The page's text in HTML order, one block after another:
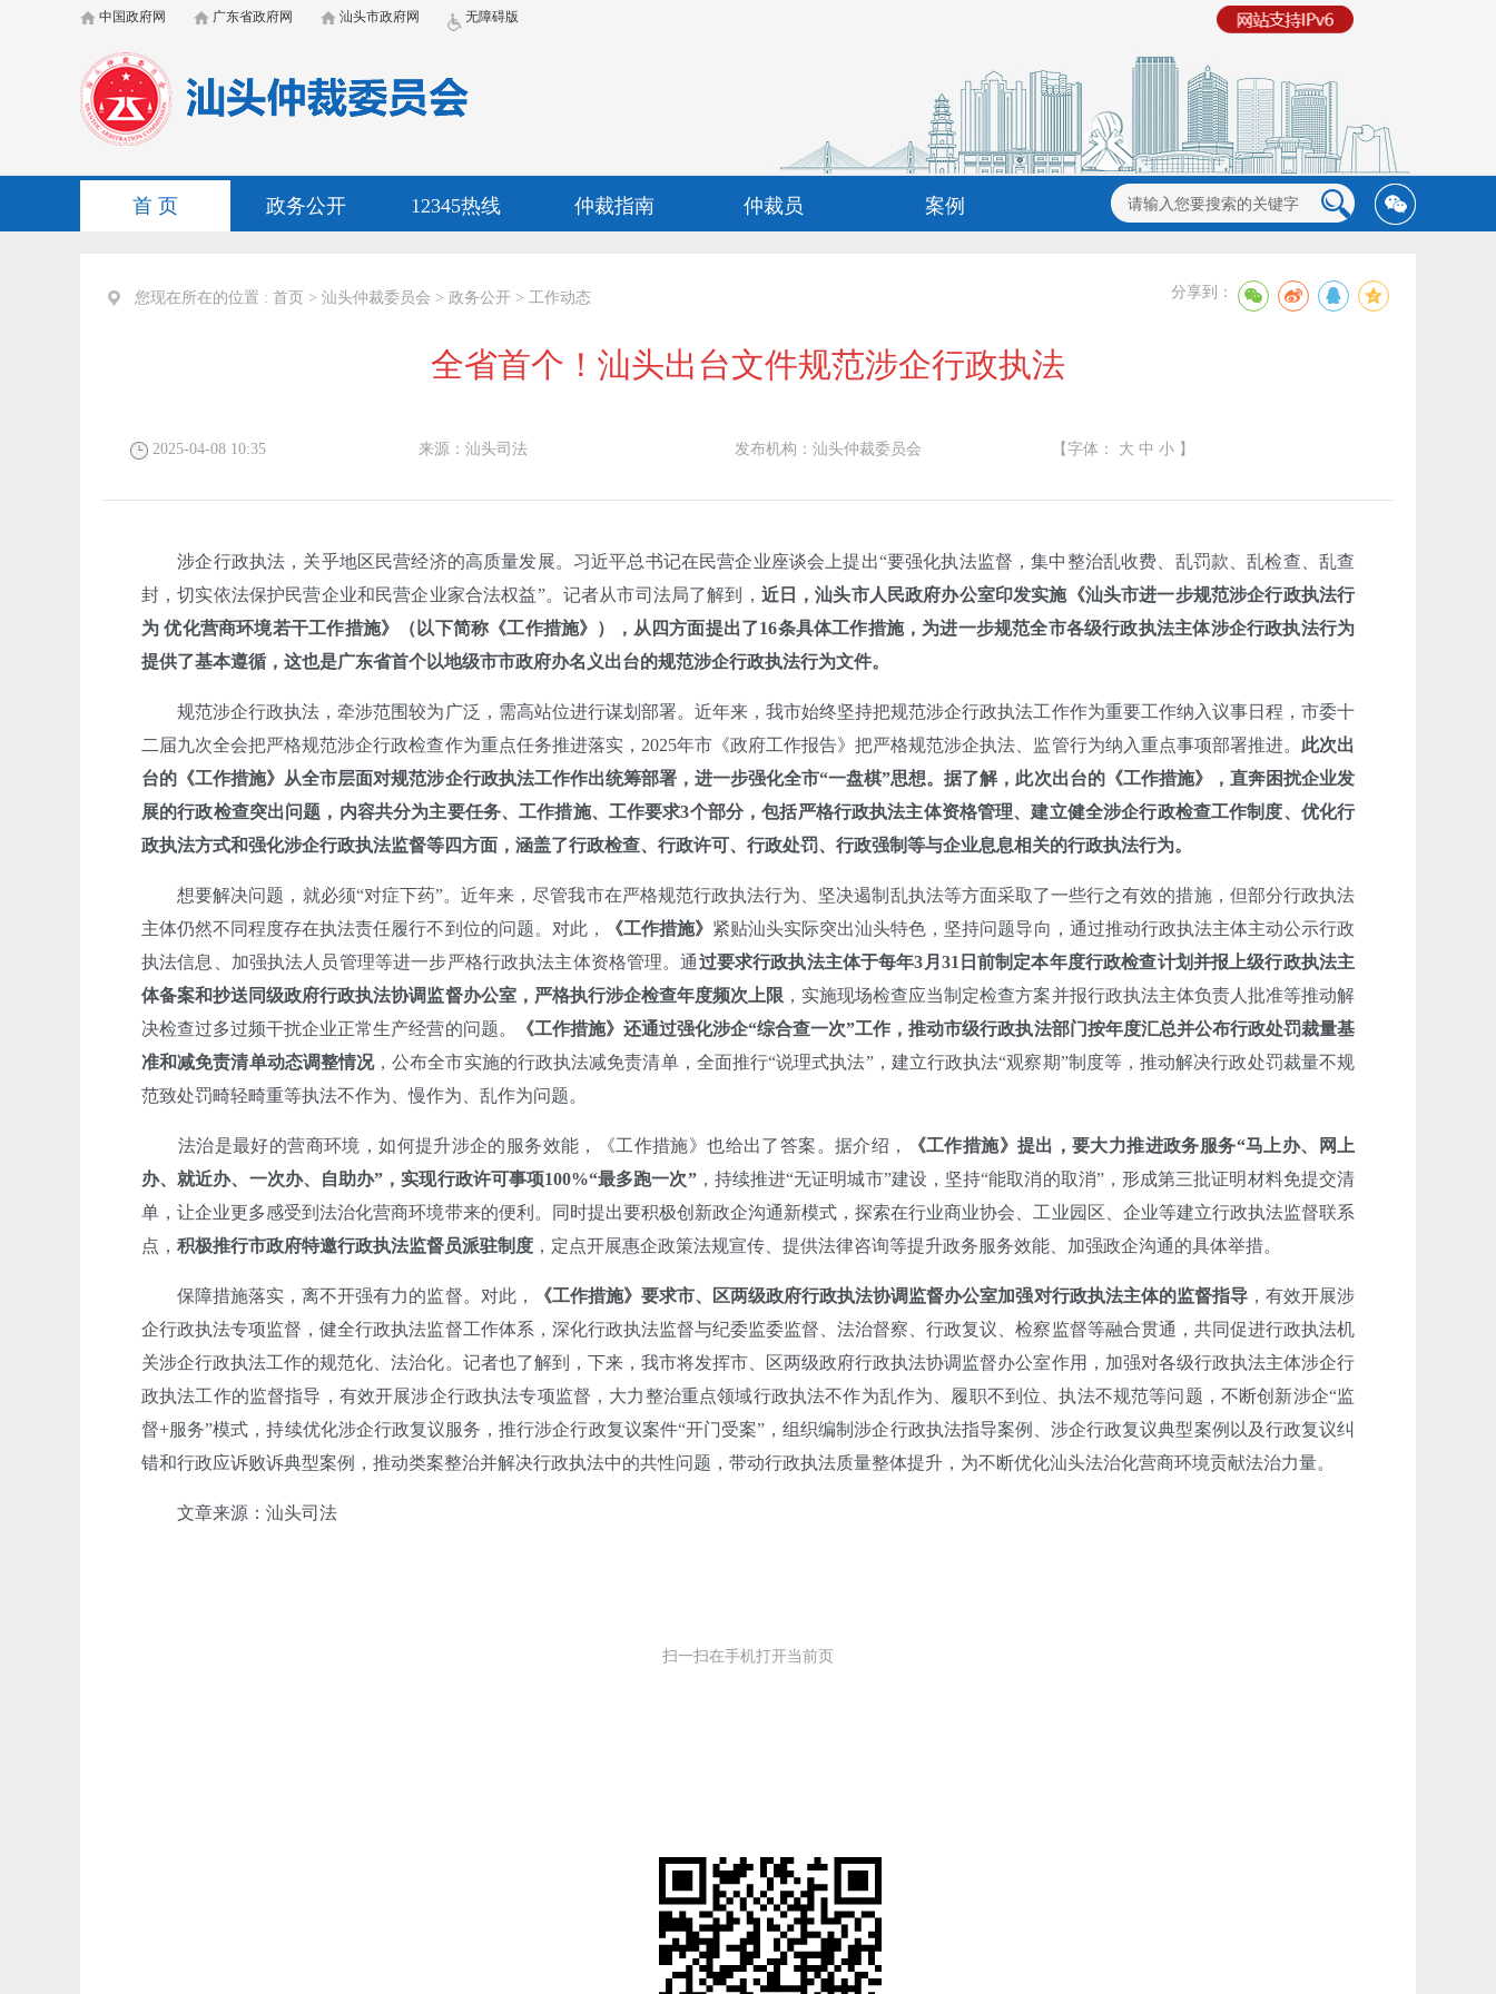
中国政府网 广东省政府网 汕头市政府网 无障碍版
首 页 政务公开 12345热线 仲裁指南 仲裁员 案例
您现在所在的位置 : 首页 > 汕头仲裁委员会 > 政务公开 > 工作动态 分享到：
全省首个！汕头出台文件规范涉企行政执法
2025-04-08 10:35 来源：汕头司法 发布机构：汕头仲裁委员会 【字体： 大 中 小 】
涉企行政执法，关乎地区民营经济的高质量发展。习近平总书记在民营企业座谈会上提出“要强化执法监督，集中整治乱收费、乱罚款、乱检查、乱查
封，切实依法保护民营企业和民营企业家合法权益”。记者从市司法局了解到， 近日，汕头市人民政府办公室印发实施《汕头市进一步规范涉企行政执法行
为 优化营商环境若干工作措施》（以下简称《工作措施》），从四方面提出了16条具体工作措施，为进一步规范全市各级行政执法主体涉企行政执法行为
提供了基本遵循，这也是广东省首个以地级市市政府办名义出台的规范涉企行政执法行为文件。
规范涉企行政执法，牵涉范围较为广泛，需高站位进行谋划部署。近年来，我市始终坚持把规范涉企行政执法工作作为重要工作纳入议事日程，市委十
二届九次全会把严格规范涉企行政检查作为重点任务推进落实，2025年市《政府工作报告》把严格规范涉企执法、监管行为纳入重点事项部署推进。 此次出
台的《工作措施》从全市层面对规范涉企行政执法工作作出统筹部署，进一步强化全市“一盘棋”思想。据了解，此次出台的《工作措施》，直奔困扰企业发
展的行政检查突出问题，内容共分为主要任务、工作措施、工作要求3个部分，包括严格行政执法主体资格管理、建立健全涉企行政检查工作制度、优化行
政执法方式和强化涉企行政执法监督等四方面，涵盖了行政检查、行政许可、行政处罚、行政强制等与企业息息相关的行政执法行为。
想要解决问题，就必须“对症下药”。近年来，尽管我市在严格规范行政执法行为、坚决遏制乱执法等方面采取了一些行之有效的措施，但部分行政执法
主体仍然不同程度存在执法责任履行不到位的问题。对此，
《工作措施》 紧贴汕头实际突出汕头特色，坚持问题导向，通过推动行政执法主体主动公示行政
执法信息、加强执法人员管理等进一步严格行政执法主体资格管理。通过要求行政执法主体于每年3月31日前制定本年度行政检查计划并报上级行政执法主
体备案和抄送同级政府行政执法协调监督办公室，严格执行涉企检查年度频次上限 ，实施现场检查应当制定检查方案并报行政执法主体负责人批准等推动解
决检查过多过频干扰企业正常生产经营的问题。
《工作措施》还通过强化涉企“综合查一次”工作，推动市级行政执法部门按年度汇总并公布行政处罚裁量基
准和减免责清单动态调整情况，公布全市实施的行政执法减免责清单，全面推行“说理式执法”，建立行政执法“观察期”制度等，推动解决行政处罚裁量不规
范致处罚畸轻畸重等执法不作为、慢作为、乱作为问题。
法治是最好的营商环境，如何提升涉企的服务效能，《工作措施》也给出了答案。据介绍，
《工作措施》提出，要大力推进政务服务“马上办、网上
办、就近办、一次办、自助办”，实现行政许可事项100%“最多跑一次”，持续推进“无证明城市”建设，坚持“能取消的取消”，形成第三批证明材料免提交清
单，让企业更多感受到法治化营商环境带来的便利。同时提出要积极创新政企沟通新模式，探索在行业商业协会、工业园区、企业等建立行政执法监督联系
点， 积极推行市政府特邀行政执法监督员派驻制度 ，定点开展惠企政策法规宣传、提供法律咨询等提升政务服务效能、加强政企沟通的具体举措。
保障措施落实，离不开强有力的监督。对此， 《工作措施》要求市、区两级政府行政执法协调监督办公室加强对行政执法主体的监督指导，有效开展涉
企行政执法专项监督，健全行政执法监督工作体系，深化行政执法监督与纪委监委监督、法治督察、行政复议、检察监督等融合贯通，共同促进行政执法机
关涉企行政执法工作的规范化、法治化。记者也了解到，下来，我市将发挥市、区两级政府行政执法协调监督办公室作用，加强对各级行政执法主体涉企行
政执法工作的监督指导，有效开展涉企行政执法专项监督，大力整治重点领域行政执法不作为乱作为、履职不到位、执法不规范等问题，不断创新涉企“监
督+服务”模式，持续优化涉企行政复议服务，推行涉企行政复议案件“开门受案”，组织编制涉企行政执法指导案例、涉企行政复议典型案例以及行政复议纠
错和行政应诉败诉典型案例，推动类案整治并解决行政执法中的共性问题，带动行政执法质量整体提升，为不断优化汕头法治化营商环境贡献法治力量。
文章来源：汕头司法
扫一扫在手机打开当前页